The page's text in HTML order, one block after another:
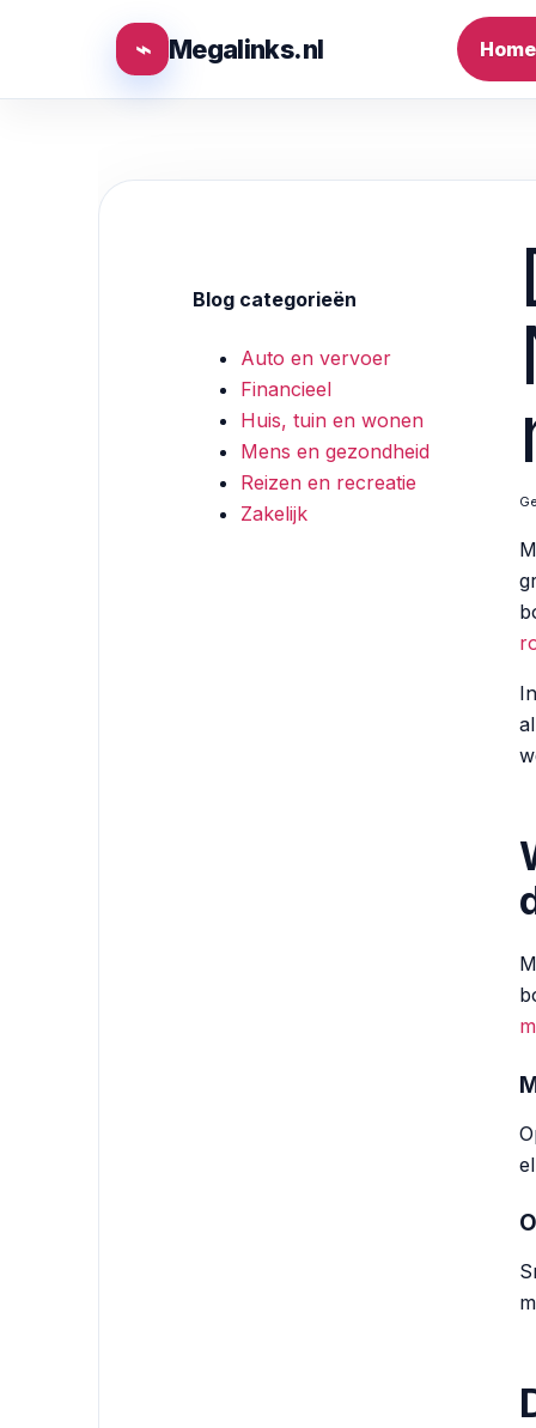
⌁ Megalinks.nl Home
Blog categorieën
Auto en vervoer
Financieel
Huis, tuin en wonen
Mens en gezondheid
Reizen en recreatie
Zakelijk